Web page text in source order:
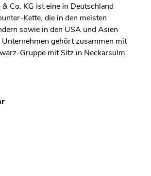
Co. KG ist eine in Deutschland
Kette, die in den meisten
sowie in den USA und Asien
gehört zusammen mit
Gruppe mit Sitz in Neckarsulm.